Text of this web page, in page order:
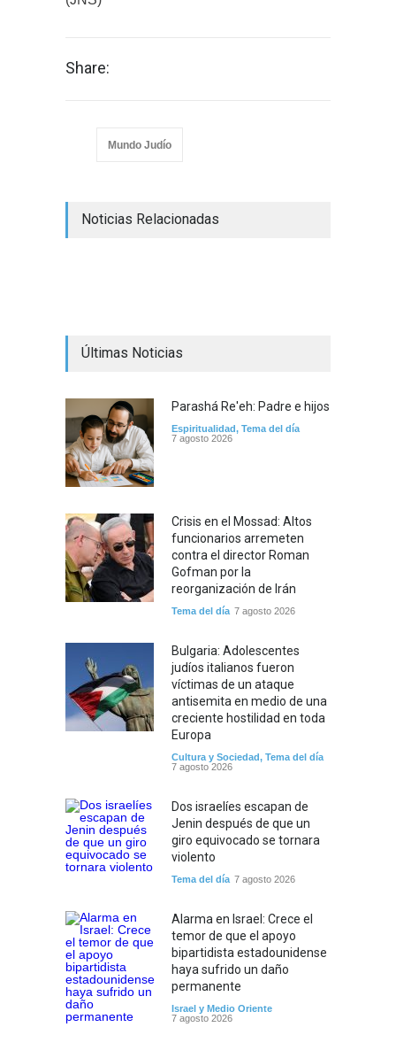
Share:
Mundo Judío
Noticias Relacionadas
Últimas Noticias
Parashá Re'eh: Padre e hijos
Espiritualidad, Tema del día
7 agosto 2026
Crisis en el Mossad: Altos
funcionarios arremeten
contra el director Roman
Gofman por la
reorganización de Irán
Tema del día 7 agosto 2026
Bulgaria: Adolescentes
judíos italianos fueron
víctimas de un ataque
antisemita en medio de una
creciente hostilidad en toda
Europa
Cultura y Sociedad, Tema del día
7 agosto 2026
Dos israelíes escapan de
Jenin después de que un
giro equivocado se tornara
violento
Tema del día 7 agosto 2026
Alarma en Israel: Crece el
temor de que el apoyo
bipartidista estadounidense
haya sufrido un daño
permanente
Israel y Medio Oriente
7 agosto 2026